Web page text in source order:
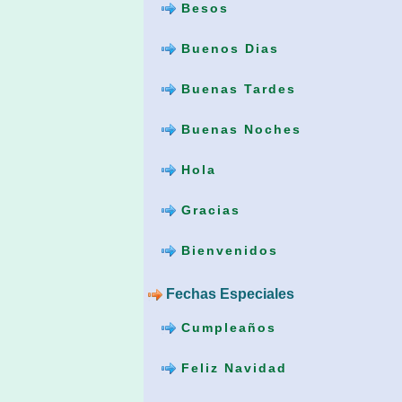
Besos
Buenos Dias
Buenas Tardes
Buenas Noches
Hola
Gracias
Bienvenidos
Fechas Especiales
Cumpleaños
Feliz Navidad